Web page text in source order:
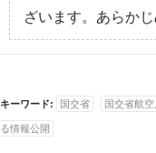
ざいます。あらか
キーワード: 国交省 国交省航空
る情報公開